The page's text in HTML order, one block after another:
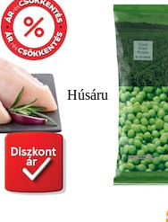
Húsáru